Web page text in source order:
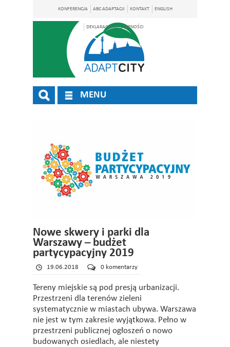
KONFERENCJA ABC ADAPTACJI KONTAKT ENGLISH
DEKLARACJA DOSTĘPNOŚCI
MENU
Nowe skwery i parki dla
Warszawy – budżet
partycypacyjny 2019
19.06.2018 0 komentarzy
Tereny miejskie są pod presją urbanizacji.
Przestrzeni dla terenów zieleni
systematycznie w miastach ubywa. Warszawa
nie jest w tym zakresie wyjątkowa. Pełno w
przestrzeni publicznej ogłoszeń o nowo
budowanych osiedlach, ale niestety